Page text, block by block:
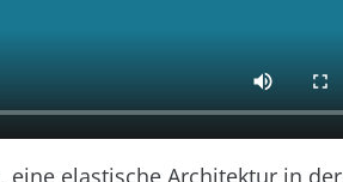
eine elastische Architektur in der